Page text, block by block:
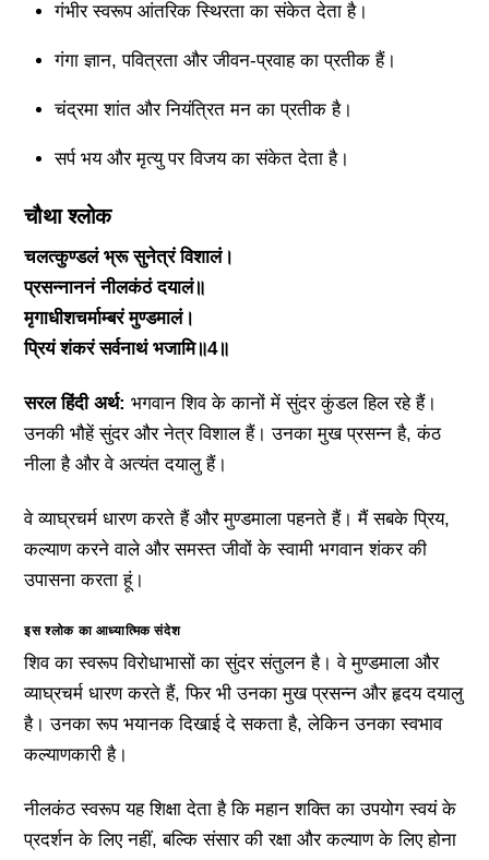
गंभीर स्वरूप आंतरिक स्थिरता का संकेत देता है।
गंगा ज्ञान, पवित्रता और जीवन-प्रवाह का प्रतीक हैं।
चंद्रमा शांत और नियंत्रित मन का प्रतीक है।
सर्प भय और मृत्यु पर विजय का संकेत देता है।
चौथा श्लोक
चलत्कुण्डलं भ्रू सुनेत्रं विशालं।
प्रसन्नाननं नीलकंठं दयालं॥
मृगाधीशचर्माम्बरं मुण्डमालं।
प्रियं शंकरं सर्वनाथं भजामि॥4॥
सरल हिंदी अर्थ: भगवान शिव के कानों में सुंदर कुंडल हिल रहे हैं।
उनकी भौहें सुंदर और नेत्र विशाल हैं। उनका मुख प्रसन्न है, कंठ
नीला है और वे अत्यंत दयालु हैं।
वे व्याघ्रचर्म धारण करते हैं और मुण्डमाला पहनते हैं। मैं सबके प्रिय,
कल्याण करने वाले और समस्त जीवों के स्वामी भगवान शंकर की
उपासना करता हूं।
इस श्लोक का आध्यात्मिक संदेश
शिव का स्वरूप विरोधाभासों का सुंदर संतुलन है। वे मुण्डमाला और
व्याघ्रचर्म धारण करते हैं, फिर भी उनका मुख प्रसन्न और हृदय दयालु
है। उनका रूप भयानक दिखाई दे सकता है, लेकिन उनका स्वभाव
कल्याणकारी है।
नीलकंठ स्वरूप यह शिक्षा देता है कि महान शक्ति का उपयोग स्वयं के
प्रदर्शन के लिए नहीं, बल्कि संसार की रक्षा और कल्याण के लिए होना